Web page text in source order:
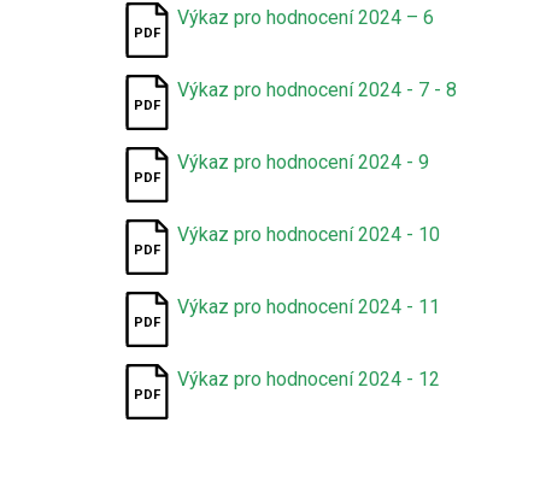
Výkaz pro hodnocení 2024 – 6
Výkaz pro hodnocení 2024 - 7 - 8
Výkaz pro hodnocení 2024 - 9
Výkaz pro hodnocení 2024 - 10
Výkaz pro hodnocení 2024 - 11
Výkaz pro hodnocení 2024 - 12